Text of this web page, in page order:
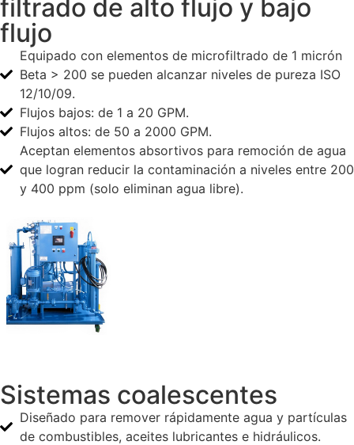
filtrado de alto flujo y bajo
flujo
Equipado con elementos de microfiltrado de 1 micrón
Beta > 200 se pueden alcanzar niveles de pureza ISO
12/10/09.
Flujos bajos: de 1 a 20 GPM.
Flujos altos: de 50 a 2000 GPM.
Aceptan elementos absortivos para remoción de agua
que logran reducir la contaminación a niveles entre 200
y 400 ppm (solo eliminan agua libre).
Sistemas coalescentes
Diseñado para remover rápidamente agua y partículas
de combustibles, aceites lubricantes e hidráulicos.